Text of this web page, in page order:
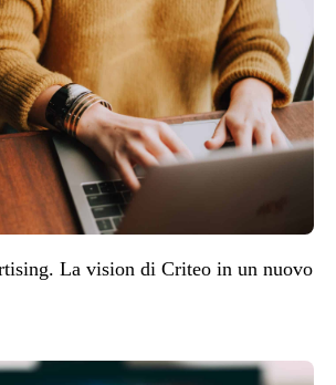
La vision di Criteo in un nuovo